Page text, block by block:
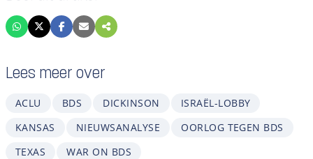
Lees meer over
ACLU BDS DICKINSON
ISRAËL-LOBBY
KANSAS
NIEUWSANALYSE
OORLOG TEGEN BDS
TEXAS
WAR ON BDS